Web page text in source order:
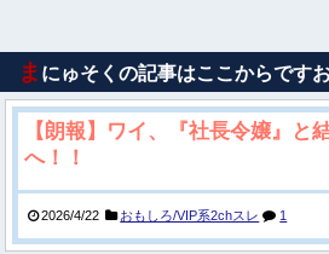
ま にゅそくの記事はここからです
【朗報】ワイ、『社長令嬢』と
へ！！
2026/4/22 おもしろ/VIP系2chスレ 1